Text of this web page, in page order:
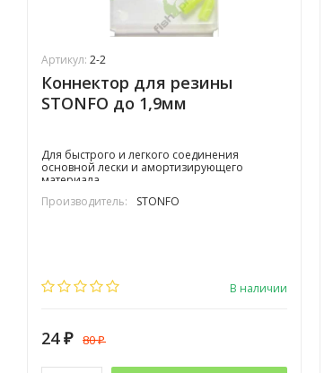
Артикул: 2-2
Коннектор для резины
STONFO до 1,9мм
Для быстрого и легкого соединения
основной лески и амортизирующего
материала
Производитель:
STONFO
В наличии
24 ₽ 80₽